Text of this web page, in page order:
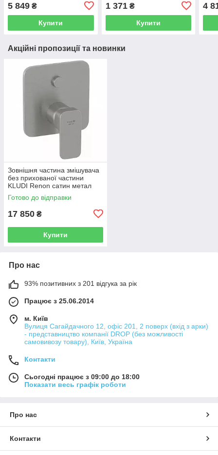
189мм 111597
5 849 ₴
Купити
182x182мм 111603
1 371₴
Купити
4
Акційні пропозиції та новинки
Зовнішня частина змішувача
без прихованої частини
KLUDI Renon сатин метал
42759N575
Готово до відправки
17 850 ₴
Купити
Про нас
93% позитивних з 201 відгука за рік
Працює з 25.06.2014
м. Київ
Вулиця Сагайдачного 12, офіс 201, 2 поверх (вхід з арки)
- представництво компанії DROP (без можливості
самовивозу товару), Київ, Україна
Контакти
Сьогодні працює з 09:00 до 18:00
Показати весь графік роботи
Про нас
Контакти